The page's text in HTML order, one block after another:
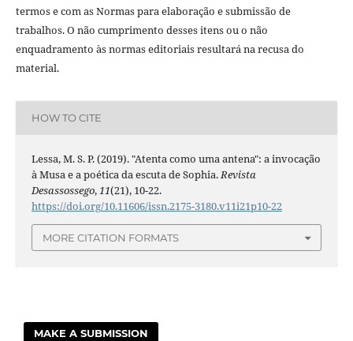
termos e com as Normas para elaboração e submissão de
trabalhos. O não cumprimento desses itens ou o não
enquadramento às normas editoriais resultará na recusa do
material.
HOW TO CITE
Lessa, M. S. P. (2019). "Atenta como uma antena": a invocação
à Musa e a poética da escuta de Sophia.Revista
Desassossego,11(21), 10-22.
https://doi.org/10.11606/issn.2175-3180.v11i21p10-22
MORE CITATION FORMATS
MAKE A SUBMISSION